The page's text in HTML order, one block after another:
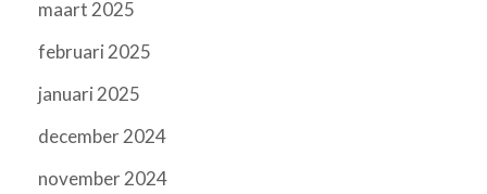
maart 2025
februari 2025
januari 2025
december 2024
november 2024